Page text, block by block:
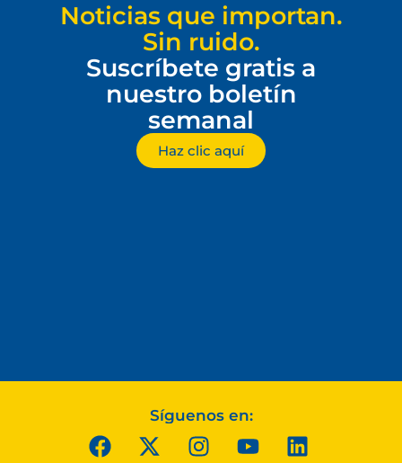
Noticias que importan.
Sin ruido.
Suscríbete gratis a
nuestro boletín
semanal
Haz clic aquí
Síguenos en: